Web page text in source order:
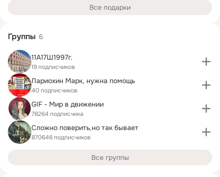
Все подарки
Группы 6
11А17Ш1997г.
19 подписчиков
Лариохин Марк, нужна помощь
40 подписчиков
GIF - Мир в движении
78264 подписчика
Сложно поверить,но так бывает
870646 подписчиков
Все группы